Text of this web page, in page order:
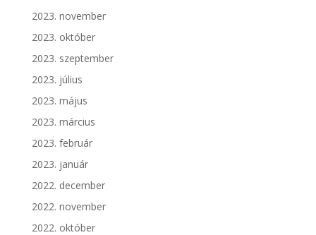
2023. november
2023. október
2023. szeptember
2023. július
2023. május
2023. március
2023. február
2023. január
2022. december
2022. november
2022. október